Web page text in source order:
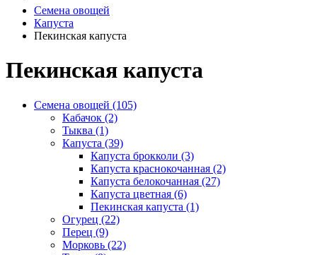
Семена овощей
Капуста
Пекинская капуста
Пекинская капуста
Семена овощей (105)
Кабачок (2)
Тыква (1)
Капуста (39)
Капуста брокколи (3)
Капуста краснокочанная (2)
Капуста белокочанная (27)
Капуста цветная (6)
Пекинская капуста (1)
Огурец (22)
Перец (9)
Морковь (22)